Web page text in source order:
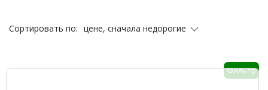
Сортировать по: цене, сначала недорогие
Фильтр